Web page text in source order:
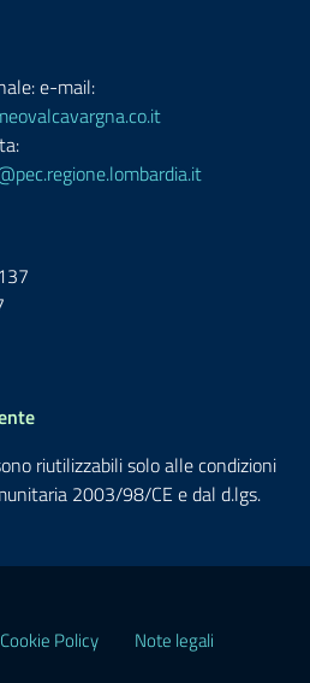
e-mail:
riutilizzabili solo alle condizioni
2003/98/CE e dal d.lgs.
Cookie Policy Note legali